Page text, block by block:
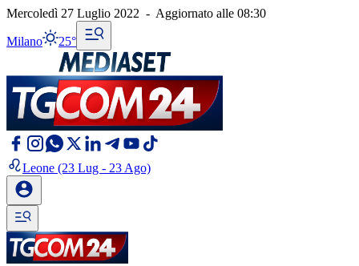
Mercoledì 27 Luglio 2022 - Aggiornato alle 08:30
Milano 25°
Leone (23 Lug - 23 Ago)